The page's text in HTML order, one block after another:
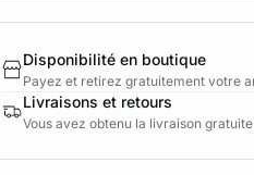
Disponibilité en boutique
Payez et retirez gratuitement votre
Livraisons et retours
Vous avez obtenu la livraison